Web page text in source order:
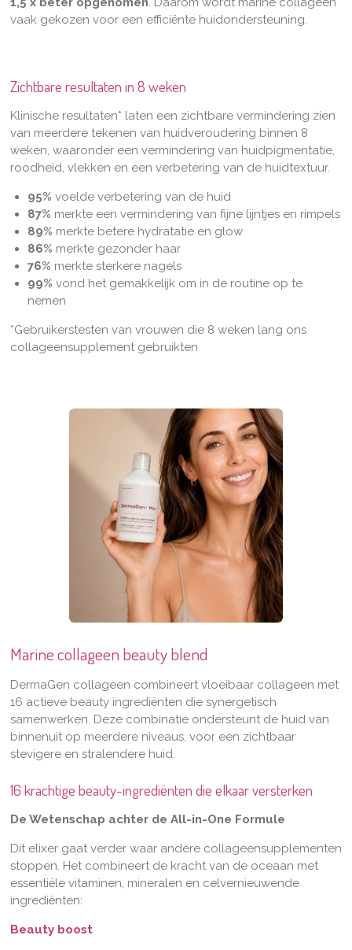
vaak gekozen voor een efficiënte huidondersteuning.
Zichtbare resultaten in 8 weken
Klinische resultaten* laten een zichtbare vermindering zien
van meerdere tekenen van huidveroudering binnen 8
weken, waaronder een vermindering van huidpigmentatie,
roodheid, vlekken en een verbetering van de huidtextuur.
95% voelde verbetering van de huid
87% merkte een vermindering van fijne lijntjes en rimpels
89% merkte betere hydratatie en glow
86% merkte gezonder haar
76% merkte sterkere nagels
99% vond het gemakkelijk om in de routine op te
nemen
*Gebruikerstesten van vrouwen die 8 weken lang ons
collageensupplement gebruikten
Marine collageen beauty blend
DermaGen collageen combineert vloeibaar collageen met
16 actieve beauty ingrediënten die synergetisch
samenwerken. Deze combinatie ondersteunt de huid van
binnenuit op meerdere niveaus, voor een zichtbaar
stevigere en stralendere huid.
16 krachtige beauty-ingrediënten die elkaar versterken
De Wetenschap achter de All-in-One Formule
Dit elixer gaat verder waar andere collageensupplementen
stoppen. Het combineert de kracht van de oceaan met
essentiële vitaminen, mineralen en celvernieuwende
ingrediënten:
Beauty boost